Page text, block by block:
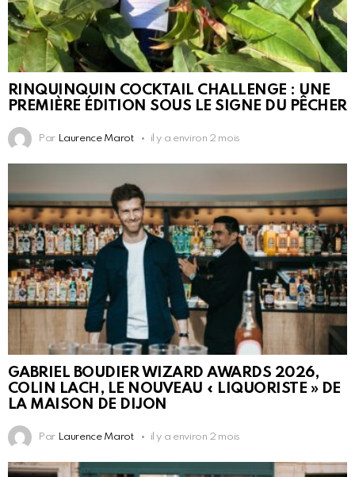
RINQUINQUIN COCKTAIL CHALLENGE : UNE
PREMIÈRE ÉDITION SOUS LE SIGNE DU PÊCHER
Par Laurence Marot il y a environ 2 mois
GABRIEL BOUDIER WIZARD AWARDS 2026,
COLIN LACH, LE NOUVEAU « LIQUORISTE » DE
LA MAISON DE DIJON
Par Laurence Marot il y a environ 2 mois